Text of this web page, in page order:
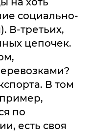
социально-
В-третьих,
цепочек.
В том
по
есть своя